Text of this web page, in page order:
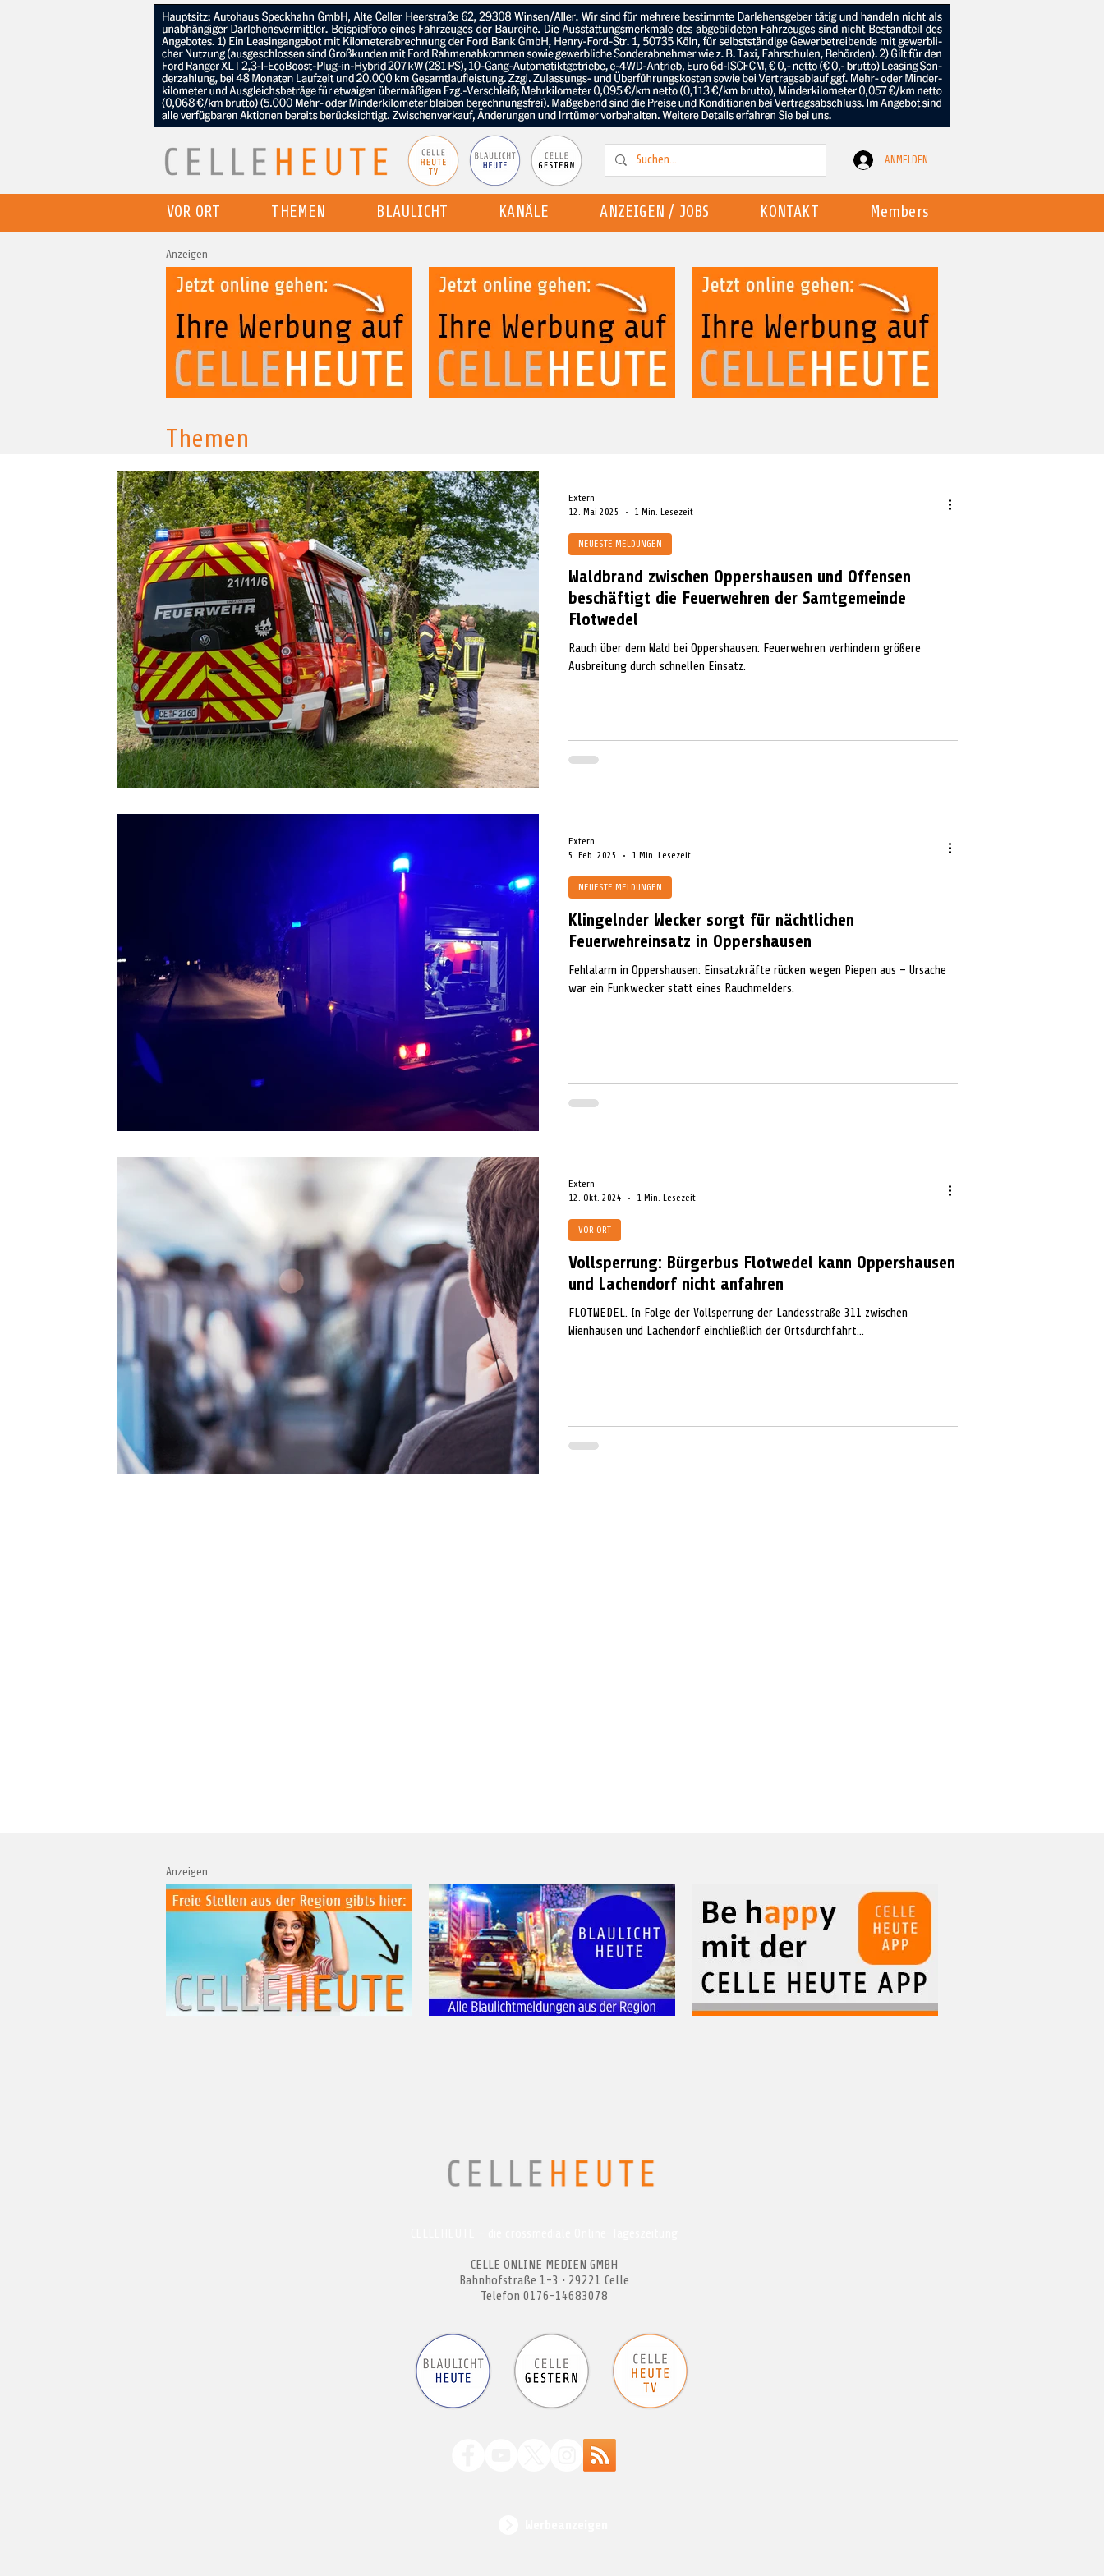
ANMELDEN
VOR ORT THEMEN BLAULICHT KANÄLE ANZEIGEN / JOBS KONTAKT Members
Anzeigen
Themen
Waldbrand zwischen Oppershausen und Offensen
beschäftigt die Feuerwehren der Samtgemeinde
Flotwedel
Rauch über dem Wald bei Oppershausen: Feuerwehren verhindern größere
Ausbreitung durch schnellen Einsatz.
NEUESTE MELDUNGEN
Extern
12. Mai 2025
1 Min. Lesezeit
Klingelnder Wecker sorgt für nächtlichen
Feuerwehreinsatz in Oppershausen
Fehlalarm in Oppershausen: Einsatzkräfte rücken wegen Piepen aus – Ursache
war ein Funkwecker statt eines Rauchmelders.
NEUESTE MELDUNGEN
Extern
5. Feb. 2025
1 Min. Lesezeit
Vollsperrung: Bürgerbus Flotwedel kann Oppershausen
und Lachendorf nicht anfahren
FLOTWEDEL. In Folge der Vollsperrung der Landesstraße 311 zwischen
Wienhausen und Lachendorf einchließlich der Ortsdurchfahrt...
VOR ORT
Extern
12. Okt. 2024
1 Min. Lesezeit
Anzeigen
CELLE ONLINE MEDIEN GMBH
Bahnhofstraße 1-3 • 29221 Celle
Telefon 0176-14683078